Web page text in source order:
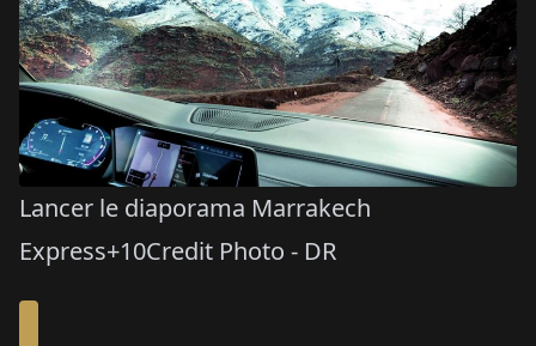
Lancer le diaporama Marrakech
Express+10Credit Photo - DR